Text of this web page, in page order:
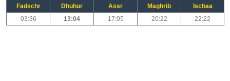
Fadschr Dhuhur Assr Maghrib
Ischaa
03:36
13:04 17:05 20:22 22:22